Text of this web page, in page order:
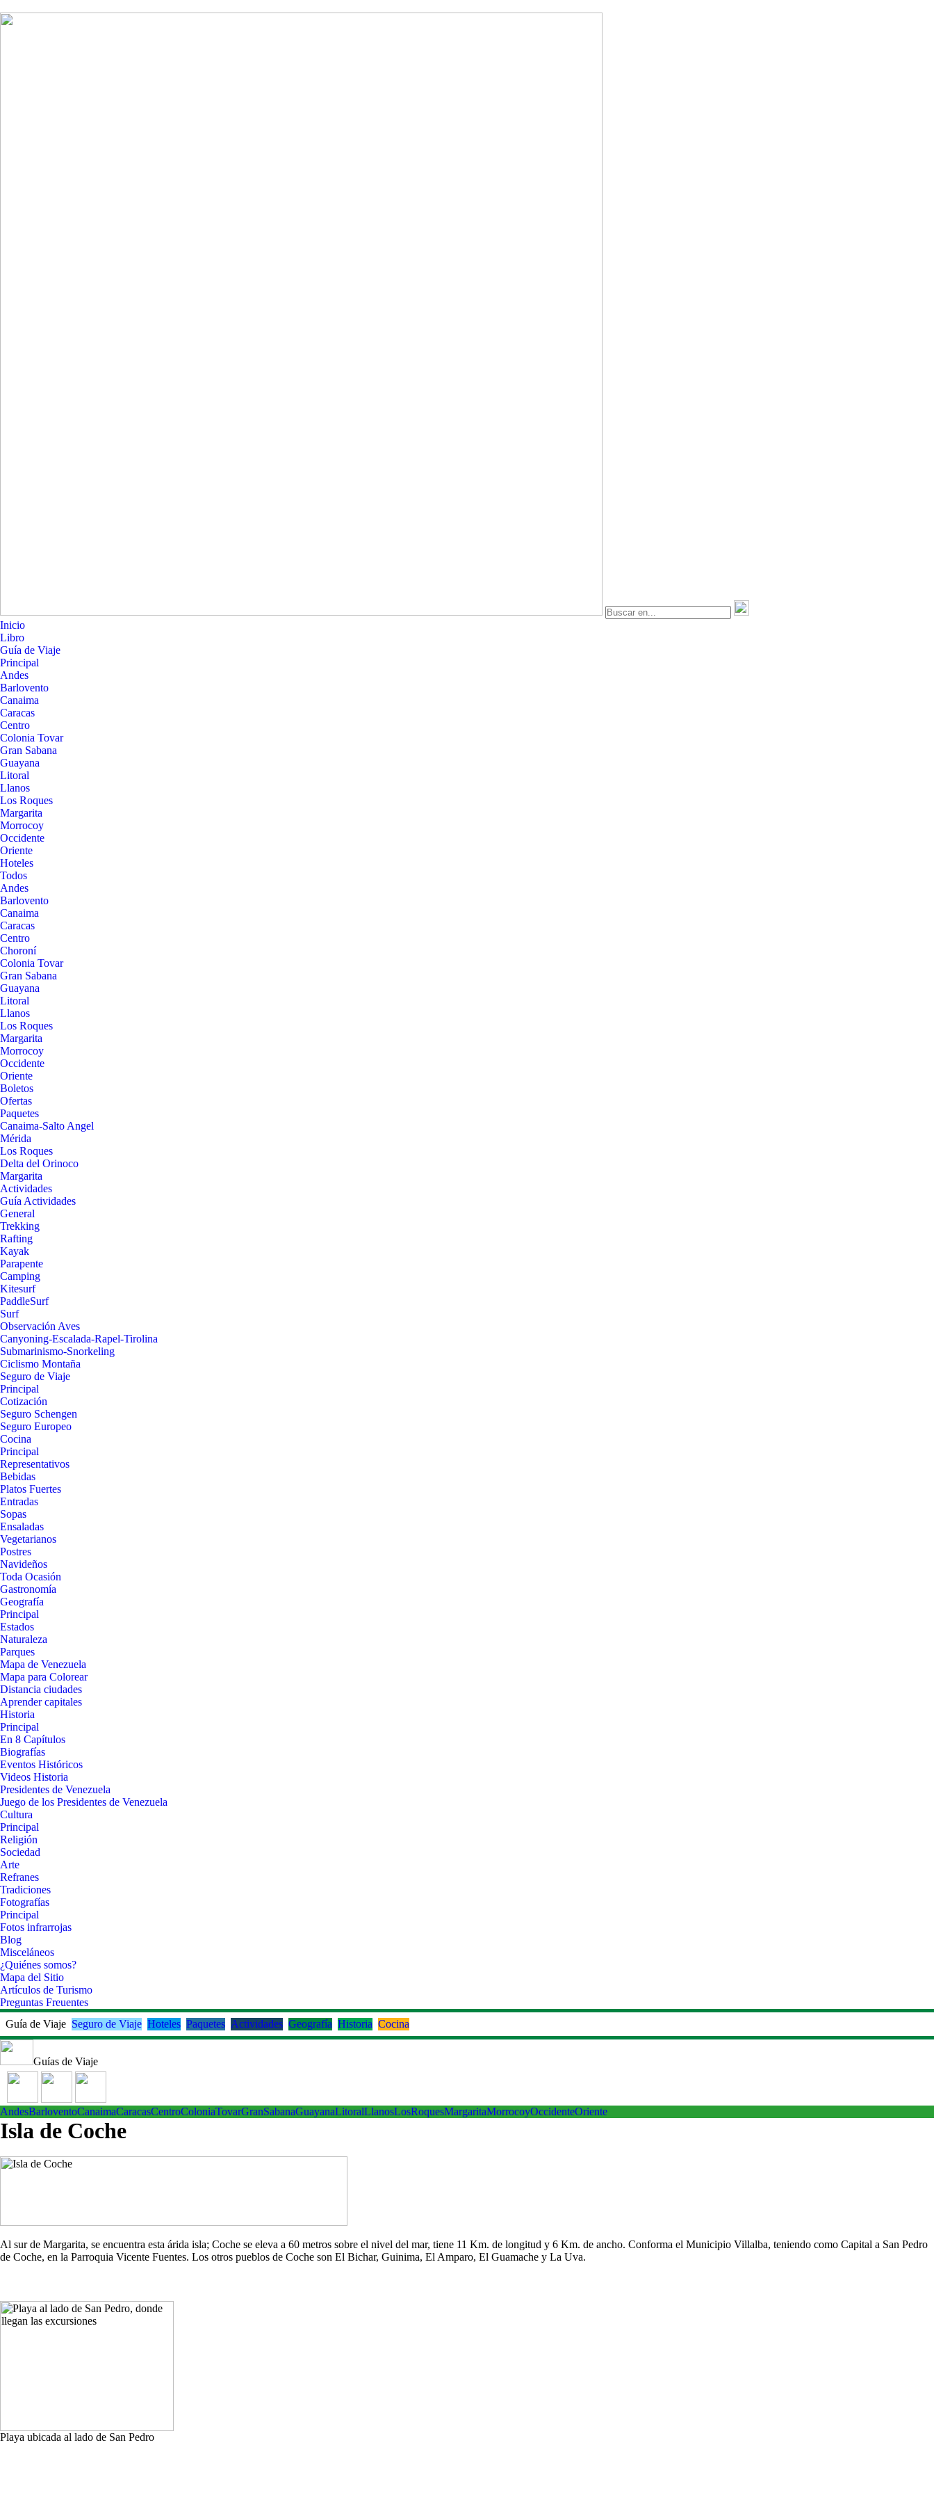
Inicio
Libro
Guía de Viaje
Principal
Andes
Barlovento
Canaima
Caracas
Centro
Colonia Tovar
Gran Sabana
Guayana
Litoral
Llanos
Los Roques
Margarita
Morrocoy
Occidente
Oriente
Hoteles
Todos
Andes
Barlovento
Canaima
Caracas
Centro
Choroní
Colonia Tovar
Gran Sabana
Guayana
Litoral
Llanos
Los Roques
Margarita
Morrocoy
Occidente
Oriente
Boletos
Ofertas
Paquetes
Canaima-Salto Angel
Mérida
Los Roques
Delta del Orinoco
Margarita
Actividades
Guía Actividades
General
Trekking
Rafting
Kayak
Parapente
Camping
Kitesurf
PaddleSurf
Surf
Observación Aves
Canyoning-Escalada-Rapel-Tirolina
Submarinismo-Snorkeling
Ciclismo Montaña
Seguro de Viaje
Principal
Cotización
Seguro Schengen
Seguro Europeo
Cocina
Principal
Representativos
Bebidas
Platos Fuertes
Entradas
Sopas
Ensaladas
Vegetarianos
Postres
Navideños
Toda Ocasión
Gastronomía
Geografía
Principal
Estados
Naturaleza
Parques
Mapa de Venezuela
Mapa para Colorear
Distancia ciudades
Aprender capitales
Historia
Principal
En 8 Capítulos
Biografías
Eventos Históricos
Videos Historia
Presidentes de Venezuela
Juego de los Presidentes de Venezuela
Cultura
Principal
Religión
Sociedad
Arte
Refranes
Tradiciones
Fotografías
Principal
Fotos infrarrojas
Blog
Misceláneos
¿Quiénes somos?
Mapa del Sitio
Artículos de Turismo
Preguntas Freuentes
Guía de Viaje Seguro de Viaje Hoteles Paquetes Actividades Geografía Historia Cocina
Guías de Viaje
AndesBarloventoCanaimaCaracasCentroColoniaTovarGranSabanaGuayanaLitoralLlanosLosRoquesMargaritaMorrocoyOccidenteOriente
Isla de Coche
Al sur de Margarita, se encuentra esta árida isla; Coche se eleva a 60 metros sobre el nivel del mar, tiene 11 Km. de longitud y 6 Km. de ancho. Conforma el Municipio Villalba, teniendo como Capital a San Pedro
de Coche, en la Parroquia Vicente Fuentes. Los otros pueblos de Coche son El Bichar, Guinima, El Amparo, El Guamache y La Uva.
Playa ubicada al lado de San Pedro